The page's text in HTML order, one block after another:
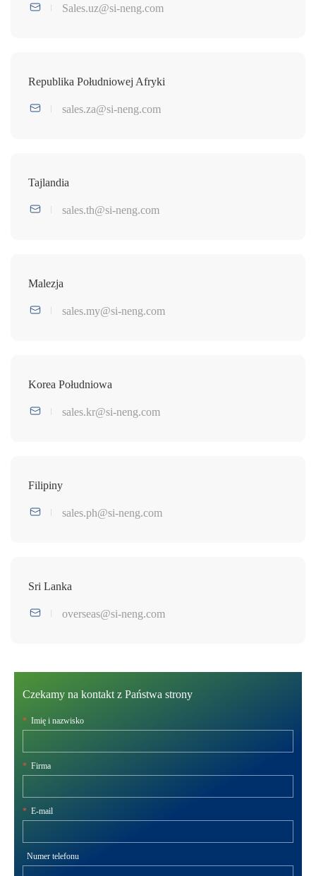
Sales.uz@si-neng.com
Republika Południowej Afryki
sales.za@si-neng.com
Tajlandia
sales.th@si-neng.com
Malezja
sales.my@si-neng.com
Korea Południowa
sales.kr@si-neng.com
Filipiny
sales.ph@si-neng.com
Sri Lanka
overseas@si-neng.com
Czekamy na kontakt z Państwa strony
* Imię i nazwisko
* Firma
* E-mail
Numer telefonu